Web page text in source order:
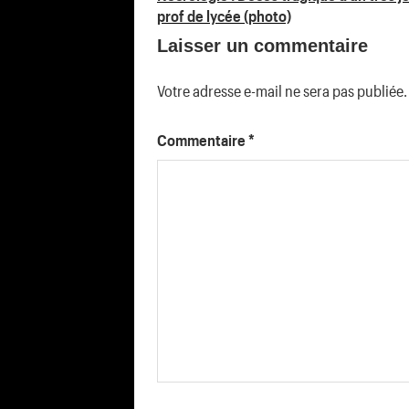
de
prof de lycée (photo)
Laisser un commentaire
Votre adresse e-mail ne sera pas publiée.
Commentaire *